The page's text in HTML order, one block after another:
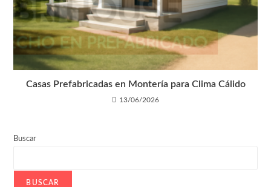
Casas Prefabricadas en Montería para Clima Cálido
13/06/2026
Buscar
BUSCAR